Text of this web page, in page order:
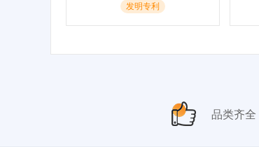
发明专利
品类齐全